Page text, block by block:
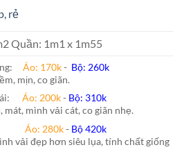
rẻ
Quần: 1m1 x 1m55
Áo: 170k- Bộ: 260k
mịn, co giãn.
Áo: 200k- Bộ: 310k
mình vải cát, co giãn nhẹ.
Áo: 280k- Bộ 420k
vải đẹp hơn siêu lụa, tính chất giống